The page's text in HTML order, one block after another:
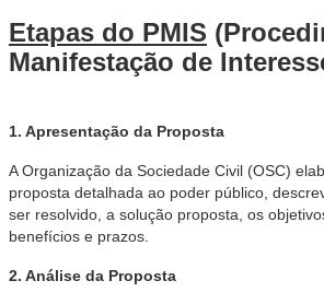
Etapas do PMIS
Manifestação de
1. Apresentação da Proposta
A Organização da Sociedade Civil (OSC)
proposta detalhada ao poder público,
ser resolvido, a solução proposta, os
benefícios e prazos.
2. Análise da Proposta